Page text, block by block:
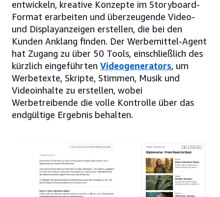
entwickeln, kreative Konzepte im Storyboard-
Format erarbeiten und überzeugende Video-
und Displayanzeigen erstellen, die bei den
Kunden Anklang finden. Der Werbemittel-Agent
hat Zugang zu über 50 Tools, einschließlich des
kürzlich eingeführten Videogenerators, um
Werbetexte, Skripte, Stimmen, Musik und
Videoinhalte zu erstellen, wobei
Werbetreibende die volle Kontrolle über das
endgültige Ergebnis behalten.